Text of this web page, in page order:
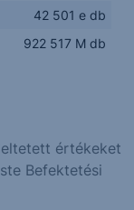
42 501 e db
922 517 M db
értékeket
Befektetési